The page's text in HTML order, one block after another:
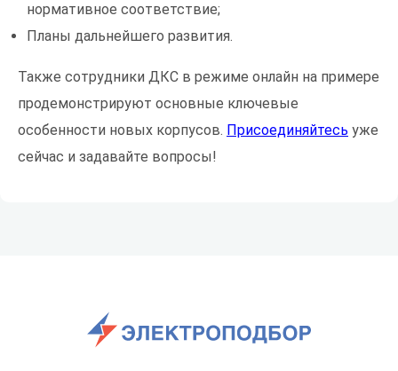
нормативное соответствие;
Планы дальнейшего развития.
Также сотрудники ДКС в режиме онлайн на примере
продемонстрируют основные ключевые
особенности новых корпусов. Присоединяйтесь уже
сейчас и задавайте вопросы!